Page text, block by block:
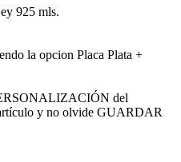
925 mls.
la opcion Placa Plata +
del
y no olvide GUARDAR